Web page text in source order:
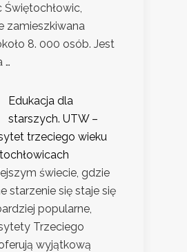
Świętochłowic,
zamieszkiwana
8. 000 osób. Jest
…
Edukacja dla
starszych. UTW –
trzeciego wieku
świecie, gdzie
starzenie się staje się
popularne,
Trzeciego
wyjątkową